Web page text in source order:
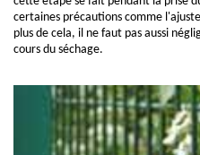
certaines précautions comme
plus de cela, il ne faut pas aussi
cours du séchage.